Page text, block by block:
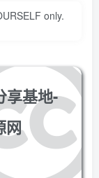
only.
享基地-
网